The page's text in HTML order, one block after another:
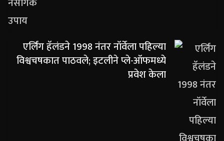
एर्लिंग हॅलंडने 1998 नंतर नॉर्वेला पहिल्या
विश्वचषकात पाठवले; इटलीने प्ले-ऑफमध्ये
प्रवेश केला